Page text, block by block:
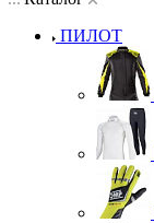
ПИЛОТ